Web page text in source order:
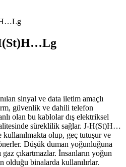
sinyal ve data iletim amaçlı
güvenlik ve dahili telefon
olan bu kablolar dış elektriksel
süreklilik sağlar. J-H(St)H…
olup, geç tutuşur ve
Düşük duman yoğunluğuna
gaz çıkartmazlar. İnsanların yoğun
olduğu binalarda kullanılırlar.